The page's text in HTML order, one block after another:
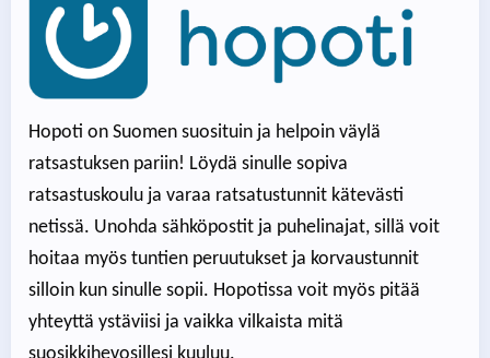
Hopoti on Suomen suosituin ja helpoin väylä
ratsastuksen pariin! Löydä sinulle sopiva
ratsastuskoulu ja varaa ratsatustunnit kätevästi
netissä. Unohda sähköpostit ja puhelinajat, sillä voit
hoitaa myös tuntien peruutukset ja korvaustunnit
silloin kun sinulle sopii. Hopotissa voit myös pitää
yhteyttä ystäviisi ja vaikka vilkaista mitä
suosikkihevosillesi kuuluu.